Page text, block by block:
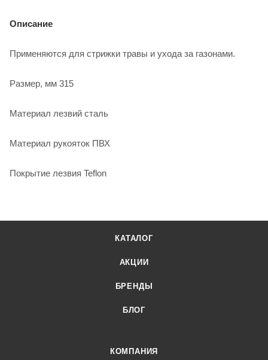
Описание
Применяются для стрижки травы и ухода за газонами.
Размер, мм 315
Материал лезвий сталь
Материал рукояток ПВХ
Покрытие лезвия Teflon
КАТАЛОГ
АКЦИИ
БРЕНДЫ
БЛОГ
КОМПАНИЯ